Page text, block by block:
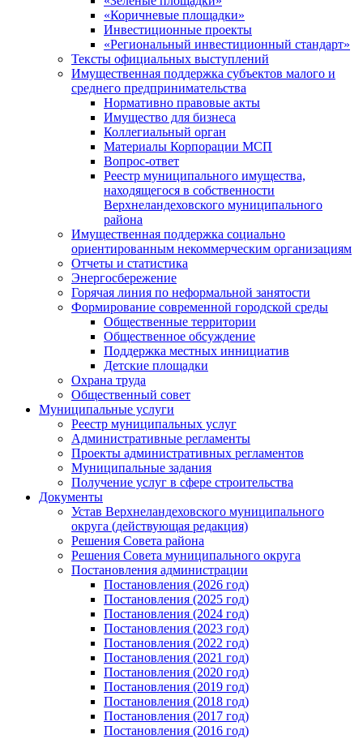
«Коричневые площадки»
Инвестиционные проекты
«Региональный инвестиционный стандарт»
Тексты официальных выступлений
Имущественная поддержка субъектов малого и
среднего предпринимательства
Нормативно правовые акты
Имущество для бизнеса
Коллегиальный орган
Материалы Корпорации МСП
Вопрос-ответ
Реестр муниципального имущества,
находящегося в собственности
Верхнеландеховского муниципального
района
Имущественная поддержка социально
ориентированным некоммерческим организациям
Отчеты и статистика
Энергосбережение
Горячая линия по неформальной занятости
Формирование современной городской среды
Общественные территории
Общественное обсуждение
Поддержка местных иннициатив
Детские площадки
Охрана труда
Общественный совет
Муниципальные услуги
Реестр муниципальных услуг
Административные регламенты
Проекты административных регламентов
Муниципальные задания
Получение услуг в сфере строительства
Документы
Устав Верхнеландеховского муниципального
округа (действующая редакция)
Решения Совета района
Решения Совета муниципального округа
Постановления администрации
Постановления (2026 год)
Постановления (2025 год)
Постановления (2024 год)
Постановления (2023 год)
Постановления (2022 год)
Постановления (2021 год)
Постановления (2020 год)
Постановления (2019 год)
Постановления (2018 год)
Постановления (2017 год)
Постановления (2016 год)